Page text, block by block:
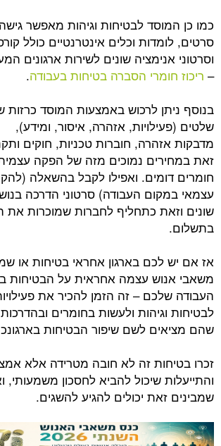
לבטיחות וגיהות מאפשר גישה למצגות,
וכלים אינטרנטיים כולל קורסים מקוונים
שונים לשירות ארגונים המעוניינים בכך
הסברה בטיחות בעבודה.
לרכוש באמצעות המוסד כרזות שונות,
אזהרה, איסור, ומידע),
חוברות טכניות, חוקים ותקנות, כל
נמוכים מזה של הפקה עצמית של
ואפילו לקבל בהשאלה (להקרנה באופן
העבודה) סרטוני הדרכה בנושאי בטיחות
כתחליף לחברות שמוכרות את החומרים
בארגון אחראי בטיחות או שמחלקת
עצמה אחראית על הבטיחות במקום
– זה הזמן להכיר את פעילויות המוסד
ולעשות בחומרים ובהדרכות הרבות
לשם שיפור הבטיחות בארגונכם.
זה לא חובה מטרידה אלא אמצעי לשיפור
שיכול להביא לחסכון משמעותי, וארגונים
יכולים להגיע להשגים.